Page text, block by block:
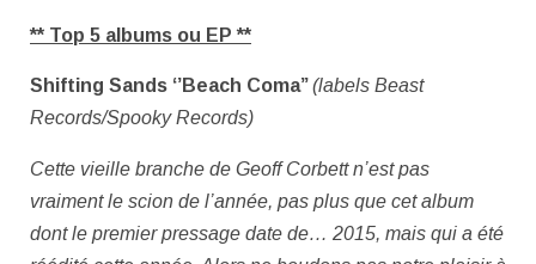
** Top 5 albums ou EP **
Shifting Sands ‘’Beach Coma’’(labels Beast
Records/Spooky Records)
Cette vieille branche de Geoff Corbett n’est pas
vraiment le scion de l’année, pas plus que cet album
dont le premier pressage date de… 2015, mais qui a été